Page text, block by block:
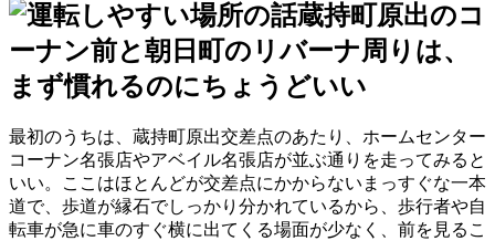
蔵持町原出のコ
ーナン前と朝日町のリバーナ周りは、
まず慣れるのにちょうどいい
最初のうちは、蔵持町原出交差点のあたり、ホームセンター
コーナン名張店やアベイル名張店が並ぶ通りを走ってみると
いい。ここはほとんどが交差点にかからないまっすぐな一本
道で、歩道が縁石でしっかり分かれているから、歩行者や自
転車が急に車のすぐ横に出てくる場面が少なく、前を見るこ